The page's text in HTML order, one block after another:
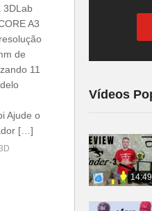
3DLab
A3
de
11
Ajude o
[…]
Vídeos
14:49